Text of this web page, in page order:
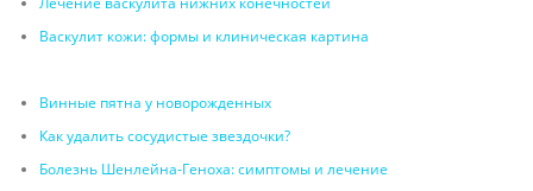
Васкулит кожи: формы и клиническая картина
Винные пятна у новорожденных
Как удалить сосудистые звездочки?
Болезнь Шенлейна-Геноха: симптомы и лечение